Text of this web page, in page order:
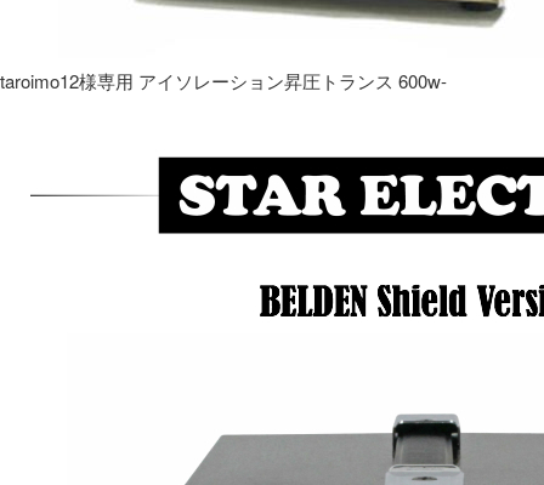
taroimo12様専用 アイソレーション昇圧トランス 600w-